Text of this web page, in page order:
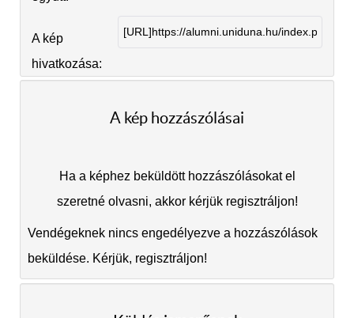
A kép
hivatkozása:
A kép hozzászólásai
Ha a képhez beküldött hozzászólásokat el
szeretné olvasni, akkor kérjük regisztráljon!
Vendégeknek nincs engedélyezve a hozzászólások
beküldése. Kérjük, regisztráljon!